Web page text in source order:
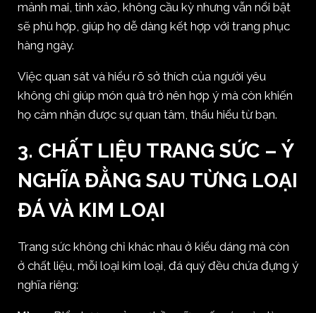
mảnh mai, tinh xảo, không cầu kỳ nhưng vẫn nổi bật
sẽ phù hợp, giúp họ dễ dàng kết hợp với trang phục
hàng ngày.
Việc quan sát và hiểu rõ sở thích của người yêu
không chỉ giúp món quà trở nên hợp ý mà còn khiến
họ cảm nhận được sự quan tâm, thấu hiểu từ bạn.
3. CHẤT LIỆU TRANG SỨC – Ý
NGHĨA ĐẰNG SAU TỪNG LOẠI
ĐÁ VÀ KIM LOẠI
Trang sức không chỉ khác nhau ở kiểu dáng mà còn
ở chất liệu, mỗi loại kim loại, đá quý đều chứa đựng ý
nghĩa riêng: